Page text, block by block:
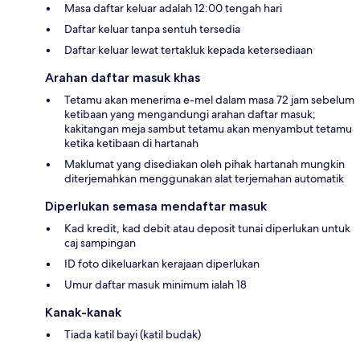
Masa daftar keluar adalah 12:00 tengah hari
Daftar keluar tanpa sentuh tersedia
Daftar keluar lewat tertakluk kepada ketersediaan
Arahan daftar masuk khas
Tetamu akan menerima e-mel dalam masa 72 jam sebelum
ketibaan yang mengandungi arahan daftar masuk;
kakitangan meja sambut tetamu akan menyambut tetamu
ketika ketibaan di hartanah
Maklumat yang disediakan oleh pihak hartanah mungkin
diterjemahkan menggunakan alat terjemahan automatik
Diperlukan semasa mendaftar masuk
Kad kredit, kad debit atau deposit tunai diperlukan untuk
caj sampingan
ID foto dikeluarkan kerajaan diperlukan
Umur daftar masuk minimum ialah 18
Kanak-kanak
Tiada katil bayi (katil budak)